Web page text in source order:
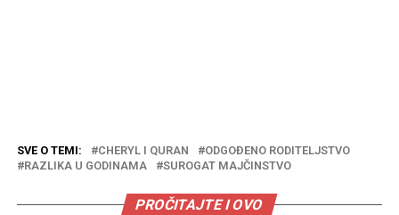
SVE O TEMI: CHERYL I QURAN
ODGOĐENO RODITELJSTVO
RAZLIKA U GODINAMA
SUROGAT MAJČINSTVO
PROČITAJTE I OVO